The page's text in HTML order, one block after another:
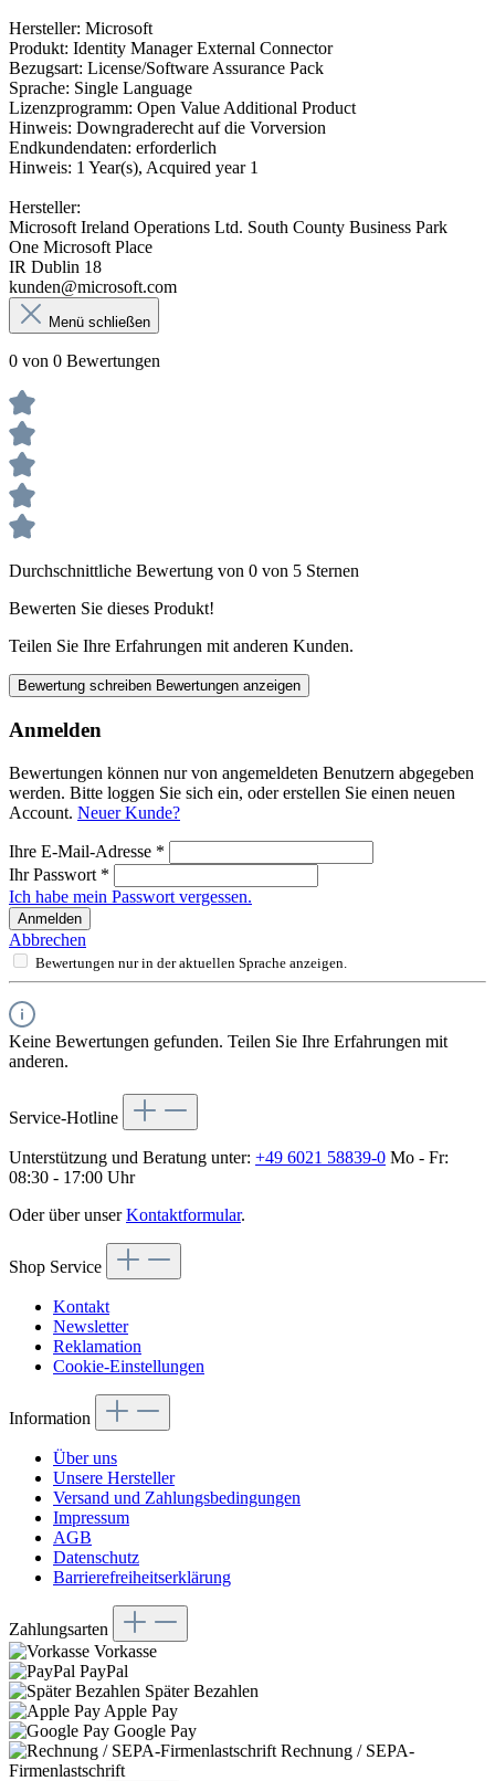
Hersteller: Microsoft
Produkt: Identity Manager External Connector
Bezugsart: License/Software Assurance Pack
Sprache: Single Language
Lizenzprogramm: Open Value Additional Product
Hinweis: Downgraderecht auf die Vorversion
Endkundendaten: erforderlich
Hinweis: 1 Year(s), Acquired year 1
Hersteller:
Microsoft Ireland Operations Ltd. South County Business Park
One Microsoft Place
IR Dublin 18
kunden@microsoft.com
Menü schließen
0 von 0 Bewertungen
Durchschnittliche Bewertung von 0 von 5 Sternen
Bewerten Sie dieses Produkt!
Teilen Sie Ihre Erfahrungen mit anderen Kunden.
Bewertung schreiben Bewertungen anzeigen
Anmelden
Bewertungen können nur von angemeldeten Benutzern abgegeben
werden. Bitte loggen Sie sich ein, oder erstellen Sie einen neuen
Account. Neuer Kunde?
Ihre E-Mail-Adresse *
Ihr Passwort *
Ich habe mein Passwort vergessen.
Anmelden
Abbrechen
Bewertungen nur in der aktuellen Sprache anzeigen.
Keine Bewertungen gefunden. Teilen Sie Ihre Erfahrungen mit
anderen.
Service-Hotline
Unterstützung und Beratung unter: +49 6021 58839-0 Mo - Fr:
08:30 - 17:00 Uhr
Oder über unserKontaktformular.
Shop Service
Kontakt
Newsletter
Reklamation
Cookie-Einstellungen
Information
Über uns
Unsere Hersteller
Versand und Zahlungsbedingungen
Impressum
AGB
Datenschutz
Barrierefreiheitserklärung
Zahlungsarten
Vorkasse
PayPal
Später Bezahlen
Apple Pay
Google Pay
Rechnung / SEPA-
Firmenlastschrift